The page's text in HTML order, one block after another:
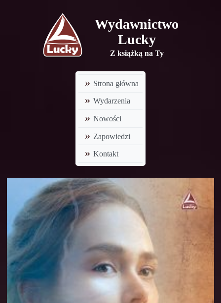
Wydawnictwo
Lucky
Z książką na Ty
Strona główna
Wydarzenia
Nowości
Zapowiedzi
Kontakt